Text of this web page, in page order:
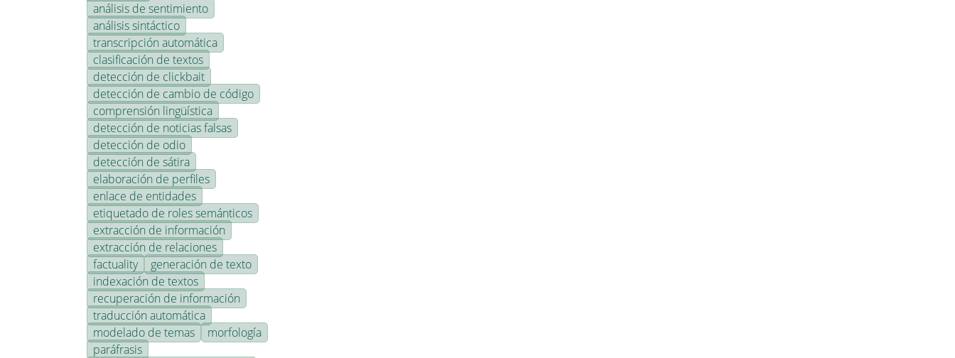
análisis de sentimiento
análisis sintáctico
transcripción automática
clasificación de textos
detección de clickbait
detección de cambio de código
comprensión lingüística
detección de noticias falsas
detección de odio
detección de sátira
elaboración de perfiles
enlace de entidades
etiquetado de roles semánticos
extracción de información
extracción de relaciones
factuality
generación de texto
indexación de textos
recuperación de información
traducción automática
modelado de temas
morfología
paráfrasis